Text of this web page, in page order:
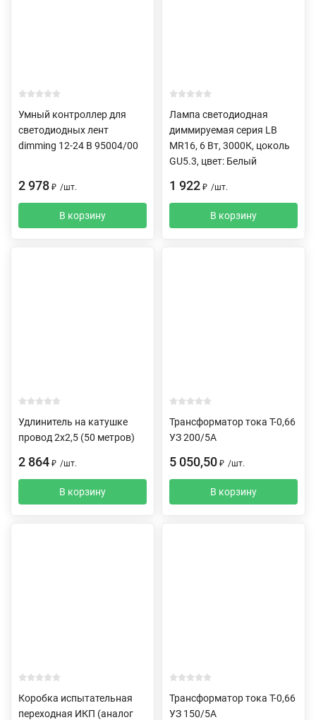
Умный контроллер для
светодиодных лент
dimming 12-24 В 95004/00
2 978 ₽ /шт.
В корзину
Лампа светодиодная
диммируемая серия LB
MR16, 6 Вт, 3000К, цоколь
GU5.3, цвет: Белый
1 922 ₽ /шт.
В корзину
Удлинитель на катушке
провод 2х2,5 (50 метров)
2 864 ₽ /шт.
В корзину
Трансформатор тока Т-0,66
УЗ 200/5А
5 050,50 ₽ /шт.
В корзину
Коробка испытательная
переходная ИКП (аналог
Трансформатор тока Т-0,66
УЗ 150/5А